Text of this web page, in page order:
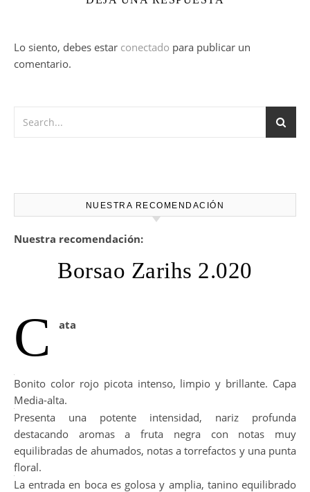
Lo siento, debes estar conectado para publicar un
comentario.
NUESTRA RECOMENDACIÓN
Nuestra recomendación:
Borsao Zarihs 2.020
C ata
Bonito color rojo picota intenso, limpio y brillante. Capa
Media-alta.
Presenta una potente intensidad, nariz profunda
destacando aromas a fruta negra con notas muy
equilibradas de ahumados, notas a torrefactos y una punta
floral.
La entrada en boca es golosa y amplia, tanino equilibrado